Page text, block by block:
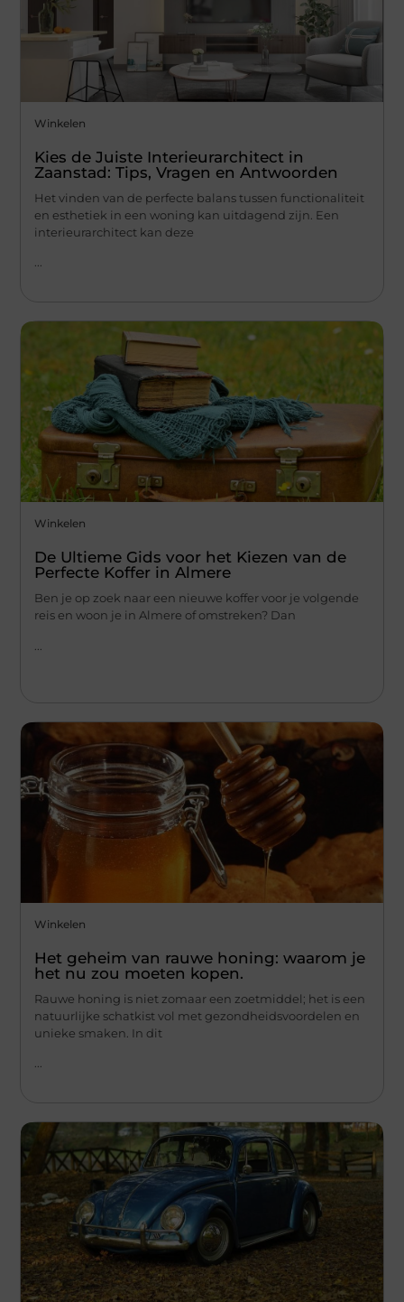
Winkelen
Kies de Juiste Interieurarchitect in
Zaanstad: Tips, Vragen en Antwoorden
Het vinden van de perfecte balans tussen functionaliteit
en esthetiek in een woning kan uitdagend zijn. Een
interieurarchitect kan deze
...
Winkelen
De Ultieme Gids voor het Kiezen van de
Perfecte Koffer in Almere
Ben je op zoek naar een nieuwe koffer voor je volgende
reis en woon je in Almere of omstreken? Dan
Winkelen
Het geheim van rauwe honing: waarom je
het nu zou moeten kopen.
Rauwe honing is niet zomaar een zoetmiddel; het is een
natuurlijke schatkist vol met gezondheidsvoordelen en
unieke smaken. In dit